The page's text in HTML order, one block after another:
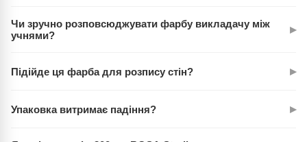
довго. Дозатор не дозволяє повітрю потрапляти в пакет,
Чи зручно розповсюджувати фарбу викладачу між
учнями?
▸
Викладач може вичавити потрібну кількість фарби кожному
Підійде ця фарба для розпису стін? ▸
великих форматах і розпису. Цього достатньо на значну
Упаковка витримає падіння? ▸